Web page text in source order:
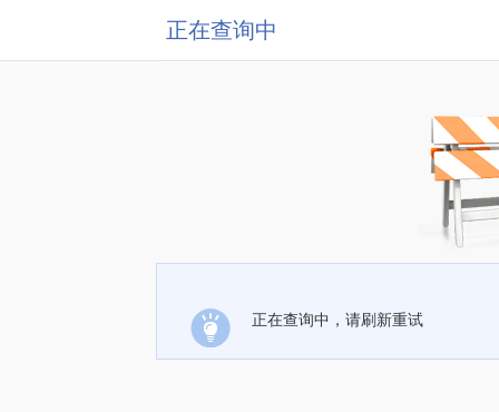
正在查询中
正在查询中，请刷新重试